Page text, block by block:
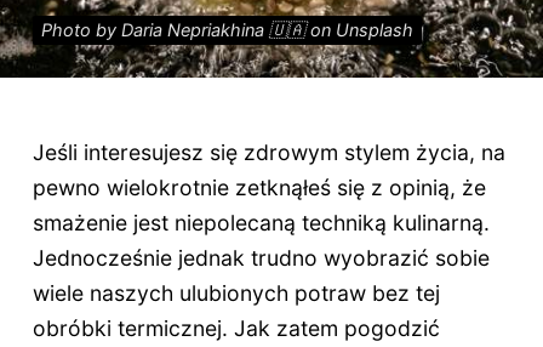
Photo by Daria Nepriakhina 🇺🇦 on Unsplash
Jeśli interesujesz się zdrowym stylem życia, na
pewno wielokrotnie zetknąłeś się z opinią, że
smażenie jest niepolecaną techniką kulinarną.
Jednocześnie jednak trudno wyobrazić sobie
wiele naszych ulubionych potraw bez tej
obróbki termicznej. Jak zatem pogodzić